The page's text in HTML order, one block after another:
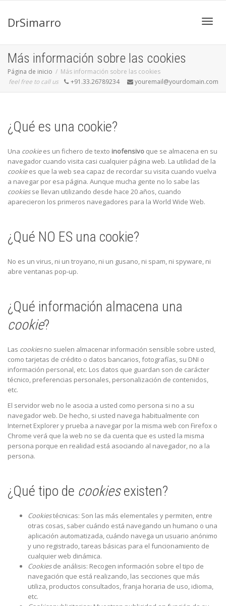
DrSimarro
Más información sobre las cookies
Página de inicio
Más información sobre las cookies
feel free to call us
+91.33.26789234 youremail@yourdomain.com
¿Qué es una cookie?
Una cookiees un fichero de texto inofensivo que se almacena en su
navegador cuando visita casi cualquier página web. La utilidad de la
cookiees que la web sea capaz de recordar su visita cuando vuelva
a navegar por esa página. Aunque mucha gente no lo sabe las
cookiesse llevan utilizando desde hace 20 años, cuando
aparecieron los primeros navegadores para la World Wide Web.
¿Qué NO ES una cookie?
No es un virus, ni un troyano, ni un gusano, ni spam, ni spyware, ni
abre ventanas pop-up.
¿Qué información almacena una
cookie?
Las cookiesno suelen almacenar información sensible sobre usted,
como tarjetas de crédito o datos bancarios, fotografías, su DNI o
información personal, etc. Los datos que guardan son de carácter
técnico, preferencias personales, personalización de contenidos,
etc.
El servidor web no le asocia a usted como persona si no a su
navegador web. De hecho, si usted navega habitualmente con
Internet Explorer y prueba a navegar por la misma web con Firefox o
Chrome verá que la web no se da cuenta que es usted la misma
persona porque en realidad está asociando al navegador, no a la
persona.
¿Qué tipo de cookiesexisten?
Cookiestécnicas: Son las más elementales y permiten, entre
otras cosas, saber cuándo está navegando un humano o una
aplicación automatizada, cuándo navega un usuario anónimo
y uno registrado, tareas básicas para el funcionamiento de
cualquier web dinámica.
Cookiesde análisis: Recogen información sobre el tipo de
navegación que está realizando, las secciones que más
utiliza, productos consultados, franja horaria de uso, idioma,
etc.